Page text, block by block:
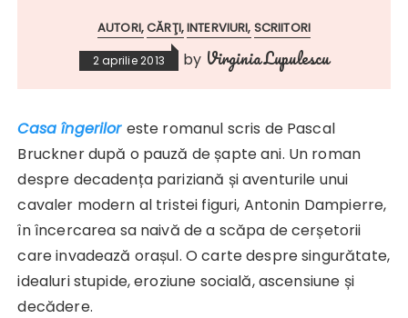
AUTORI CĂRŢI INTERVIURI SCRIITORI
2 aprilie 2013 by Virginia Lupulescu
Casa îngerilor este romanul scris de Pascal
Bruckner după o pauză de șapte ani. Un roman
despre decadența pariziană și aventurile unui
cavaler modern al tristei figuri, Antonin Dampierre,
în încercarea sa naivă de a scăpa de cerșetorii
care invadează orașul. O carte despre singurătate,
idealuri stupide, eroziune socială, ascensiune și
decădere.